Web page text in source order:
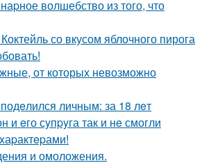
волшебство из того, что
со вкусом яблочного пирога
от которых невозможно
личным: за 18 лeт
и eго сyпpyга так и нe смогли
и омоложения.